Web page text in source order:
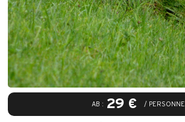
AB : 29 € / PERSONNE